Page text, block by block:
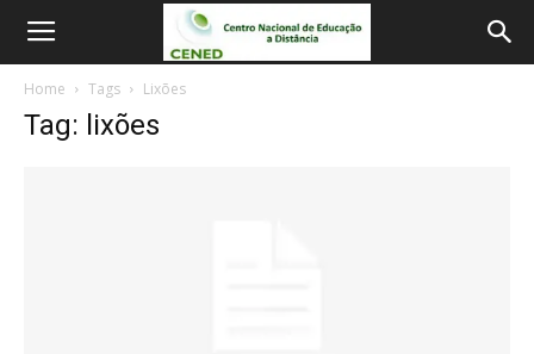
Home Tags Lixões
Tag: lixões